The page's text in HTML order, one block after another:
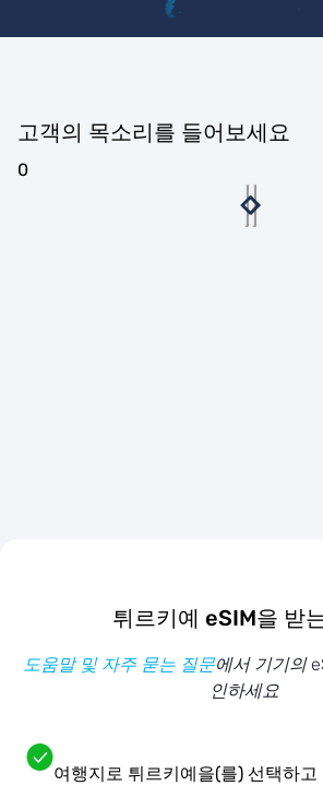
고객의 목소리를 들어보세요
0
튀르키예 eSIM을 받
도움말 및 자주 묻는 질문에서 기기의
인하세요
여행지로 튀르키예을(를) 선택하고